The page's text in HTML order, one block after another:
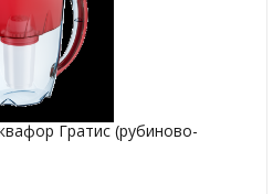
Гратис (рубиново-